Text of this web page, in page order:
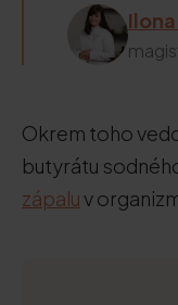
Okrem toho
butyrátu
zápaluv